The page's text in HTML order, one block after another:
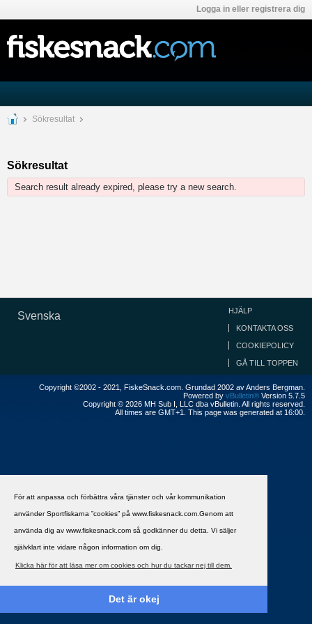
För att anpassa och förbättra våra tjänster och vår kommunikation
använder Sportfiskarna ”cookies” på www.fiskesnack.com.Genom att
använda dig av www.fiskesnack.com så godkänner du detta. Vi säljer
självklart inte vidare någon information om dig.
Klicka här för att läsa mer om cookies och hur du tackar nej till dem.
Det är okej
Logga in eller registrera dig
Sökresultat
Sökresultat
Search result already expired, please try a new search.
Svenska HJÄLP
KONTAKTA OSS
COOKIEPOLICY
GÅ TILL TOPPEN
Copyright ©2002 - 2021, FiskeSnack.com. Grundad 2002 av Anders Bergman.
Powered by vBulletin® Version 5.7.5
Copyright © 2026 MH Sub I, LLC dba vBulletin. All rights reserved.
All times are GMT+1. This page was generated at 16:00.